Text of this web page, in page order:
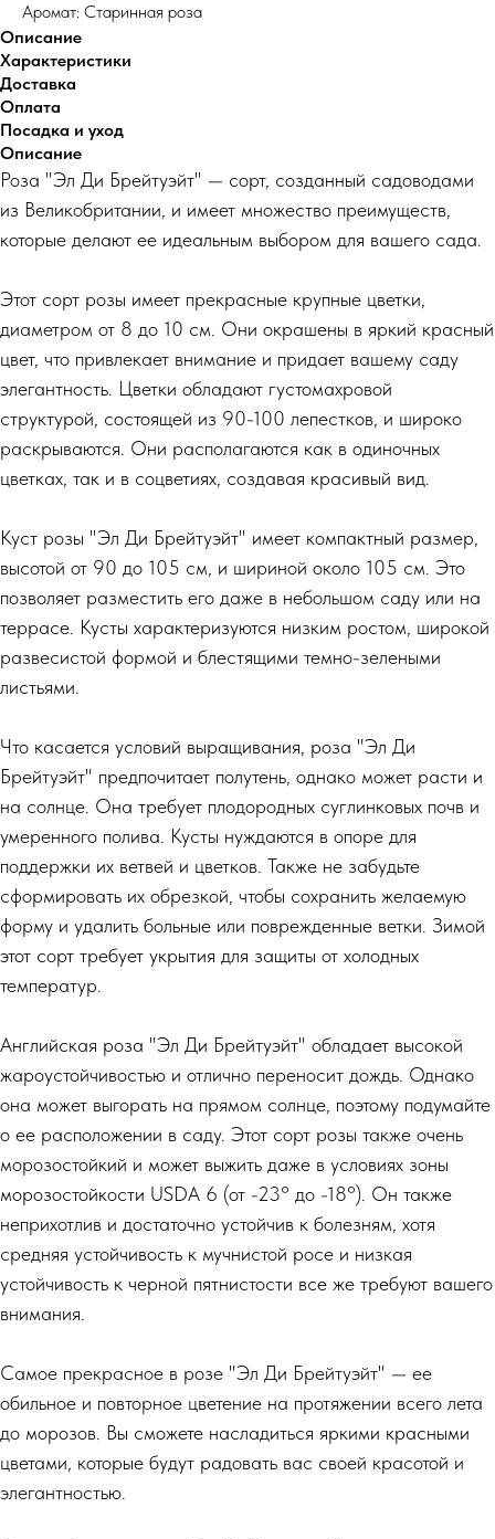
Аромат: Старинная роза
Описание
Характеристики
Доставка
Оплата
Посадка и уход
Описание
Роза "Эл Ди Брейтуэйт" — сорт, созданный садоводами
из Великобритании, и имеет множество преимуществ,
которые делают ее идеальным выбором для вашего сада.
Этот сорт розы имеет прекрасные крупные цветки,
диаметром от 8 до 10 см. Они окрашены в яркий красный
цвет, что привлекает внимание и придает вашему саду
элегантность. Цветки обладают густомахровой
структурой, состоящей из 90-100 лепестков, и широко
раскрываются. Они располагаются как в одиночных
цветках, так и в соцветиях, создавая красивый вид.
Куст розы "Эл Ди Брейтуэйт" имеет компактный размер,
высотой от 90 до 105 см, и шириной около 105 см. Это
позволяет разместить его даже в небольшом саду или на
террасе. Кусты характеризуются низким ростом, широкой
развесистой формой и блестящими темно-зелеными
листьями.
Что касается условий выращивания, роза "Эл Ди
Брейтуэйт" предпочитает полутень, однако может расти и
на солнце. Она требует плодородных суглинковых почв и
умеренного полива. Кусты нуждаются в опоре для
поддержки их ветвей и цветков. Также не забудьте
сформировать их обрезкой, чтобы сохранить желаемую
форму и удалить больные или поврежденные ветки. Зимой
этот сорт требует укрытия для защиты от холодных
температур.
Английская роза "Эл Ди Брейтуэйт" обладает высокой
жароустойчивостью и отлично переносит дождь. Однако
она может выгорать на прямом солнце, поэтому подумайте
о ее расположении в саду. Этот сорт розы также очень
морозостойкий и может выжить даже в условиях зоны
морозостойкости USDA 6 (от -23° до -18°). Он также
неприхотлив и достаточно устойчив к болезням, хотя
средняя устойчивость к мучнистой росе и низкая
устойчивость к черной пятнистости все же требуют вашего
внимания.
Самое прекрасное в розе "Эл Ди Брейтуэйт" — ее
обильное и повторное цветение на протяжении всего лета
до морозов. Вы сможете насладиться яркими красными
цветами, которые будут радовать вас своей красотой и
элегантностью.